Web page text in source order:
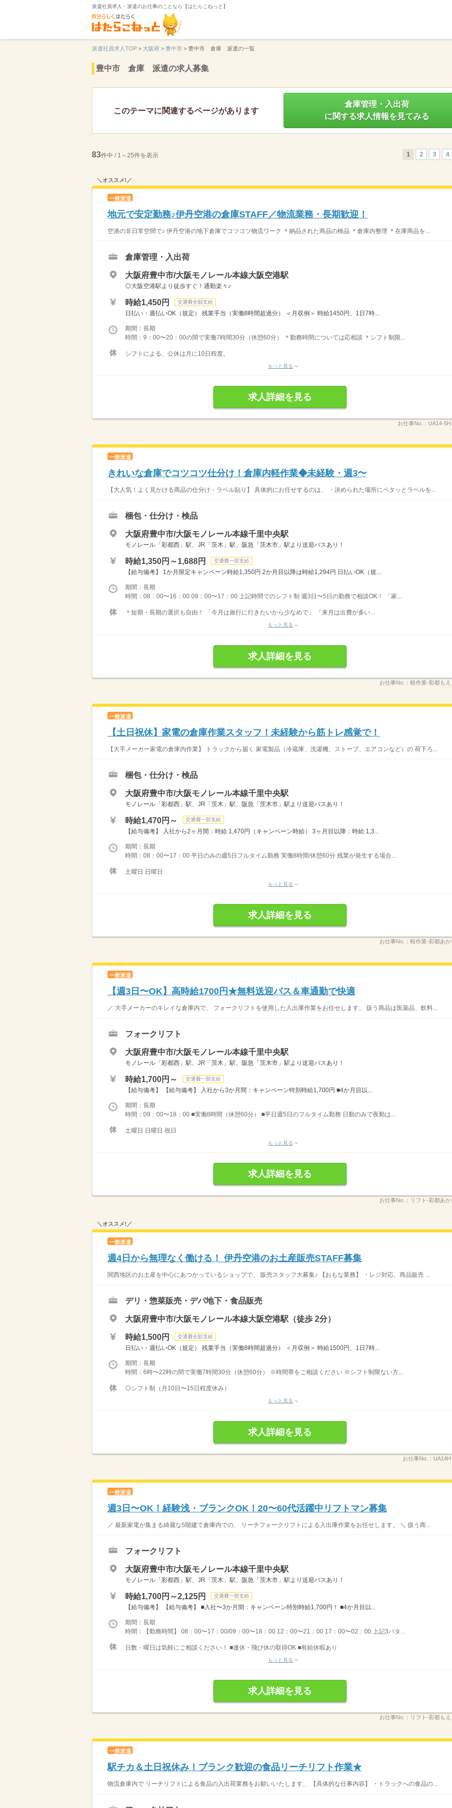
派遣社員求人・派遣のお仕事のことなら【はたらこねっと】
派遣社員求人TOP > 大阪府 > 豊中市 > 豊中市 倉庫 派遣の一覧
豊中市 倉庫 派遣の求人募集
このテーマに関連するページがあります
倉庫管理・入出荷
に関する求人情報を見てみる
83件中 / 1～25件を表示 1 2 3 4
＼オススメ!／
一般派遣
地元で安定勤務♪伊丹空港の倉庫STAFF／物流業務・長期歓迎！
空港の非日常空間で♪ 伊丹空港の地下倉庫でコツコツ物流ワーク ＊納品された商品の検品 ＊倉庫内整理 ＊在庫商品を...
倉庫管理・入出荷
大阪府豊中市/大阪モノレール本線大阪空港駅
◎大阪空港駅より徒歩すぐ！通勤楽々♪
時給1,450円 交通費全額支給
日払い・週払いOK（規定） 残業手当（実働8時間超過分） ＜月収例＞ 時給1450円、1日7時...
期間：長期
時間：9：00〜20：00の間で実働7時間30分（休憩60分） ＊勤務時間については応相談 ＊シフト制限...
シフトによる、公休は月に10日程度。
もっと見る
求人詳細を見る
お仕事No.： UA14-5H
一般派遣
きれいな倉庫でコツコツ仕分け！倉庫内軽作業◆未経験・週3〜
【大人気！よく見かける商品の仕分け・ラベル貼り】 具体的にお任せするのは、 ・決められた場所にペタッとラベルを...
梱包・仕分け・検品
大阪府豊中市/大阪モノレール本線千里中央駅
モノレール「彩都西」駅、JR「茨木」駅、阪急「茨木市」駅より送迎バスあり！
時給1,350円～1,688円 交通費一部支給
【給与備考】 1か月限定キャンペーン時給1,350円 2か月目以降は時給1,294円 日払いOK（規...
期間：長期
時間：08：00〜16：00 09：00〜17：00 上記時間でのシフト制 週3日〜5日の勤務で相談OK！ 「家...
＊短期・長期の選択も自由！ 「今月は旅行に行きたいから少なめで」 「来月は出費が多い...
もっと見る
求人詳細を見る
お仕事No.： 軽作業‐彩都も
一般派遣
【土日祝休】家電の倉庫作業スタッフ！未経験から筋トレ感覚で！
【大手メーカー家電の倉庫内作業】 トラックから届く 家電製品（冷蔵庫、洗濯機、ストーブ、エアコンなど）の 荷下ろ...
梱包・仕分け・検品
大阪府豊中市/大阪モノレール本線千里中央駅
モノレール「彩都西」駅、JR「茨木」駅、阪急「茨木市」駅より送迎バスあり！
時給1,470円～ 交通費一部支給
【給与備考】 入社から2ヶ月間：時給 1,470円（キャンペーン時給） 3ヶ月目以降：時給 1,3...
期間：長期
時間：08：00〜17：00 平日のみの週5日フルタイム勤務 実働8時間/休憩60分 残業が発生する場合...
土曜日 日曜日
もっと見る
求人詳細を見る
お仕事No.： 軽作業‐彩都あ
一般派遣
【週3日〜OK】高時給1700円★無料送迎バス＆車通勤で快適
／ 大手メーカーのキレイな倉庫内で、 フォークリフトを使用した入出庫作業をお任せします。 扱う商品は医薬品、飲料...
フォークリフト
大阪府豊中市/大阪モノレール本線千里中央駅
モノレール「彩都西」駅、JR「茨木」駅、阪急「茨木市」駅より送迎バスあり！
時給1,700円～ 交通費一部支給
【給与備考】 【給与備考】 入社から3か月間：キャンペーン特別時給1,700円 ■4か月目以...
期間：長期
時間：09：00〜18：00 ■実働8時間（休憩60分） ■平日週5日のフルタイム勤務 日勤のみで夜勤は...
土曜日 日曜日 祝日
もっと見る
求人詳細を見る
お仕事No.： リフト‐彩都あ
＼オススメ!／
一般派遣
週4日から無理なく働ける！ 伊丹空港のお土産販売STAFF募集
関西地区のお土産を中心にあつかっているショップで、 販売スタッフ大募集♪ 【おもな業務】 ・レジ対応、商品販売 ...
デリ・惣菜販売・デパ地下・食品販売
大阪府豊中市/大阪モノレール本線大阪空港駅（徒歩 2分）
時給1,500円 交通費全額支給
日払い・週払いOK（規定） 残業手当（実働8時間超過分） ＜月収例＞ 時給1500円、1日7時...
期間：長期
時間：6時〜22時の間で実働7時間30分（休憩60分） ※時間帯をご相談ください ※シフト制限ない方...
◎シフト制（月10日〜15日程度休み）
もっと見る
求人詳細を見る
お仕事No.： UA14H
一般派遣
週3日〜OK！経験浅・ブランクOK！20〜60代活躍中リフトマン募集
／ 最新家電が集まる綺麗な5階建て倉庫内での、 リーチフォークリフトによる入出庫作業をお任せします。 ＼ 扱う商...
フォークリフト
大阪府豊中市/大阪モノレール本線千里中央駅
モノレール「彩都西」駅、JR「茨木」駅、阪急「茨木市」駅より送迎バスあり！
時給1,700円～2,125円 交通費一部支給
【給与備考】 【給与備考】 ■入社〜3か月間：キャンペーン特別時給1,700円！ ■4か月目以...
期間：長期
時間：【勤務時間】 08：00〜17：00/09：00〜18：00 12：00〜21：00 17：00〜02：00 上記3パタ...
日数・曜日は気軽にご相談ください！ ■連休・飛び休の取得OK ■有給休暇あり
もっと見る
求人詳細を見る
お仕事No.： リフト‐彩都も
一般派遣
駅チカ＆土日祝休み！ブランク歓迎の食品リーチリフト作業★
物流倉庫内で リーチリフトによる食品の入出荷業務をお願いいたします。 【具体的な仕事内容】 ・トラックへの食品の...